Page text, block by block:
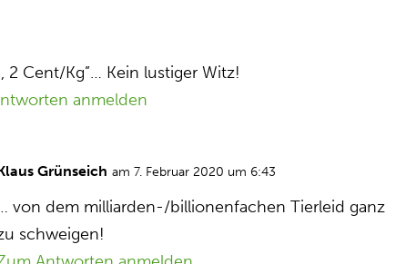
2 Cent/Kg”… Kein lustiger Witz!
anmelden
Grünseich am 7. Februar 2020 um 6:43
von dem milliarden-/billionenfachen Tierleid ganz
schweigen!